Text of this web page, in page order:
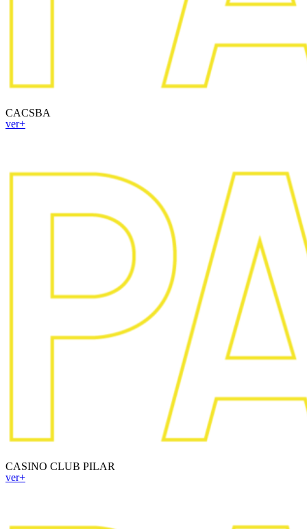
CACSBA
ver+
CASINO CLUB PILAR
ver+